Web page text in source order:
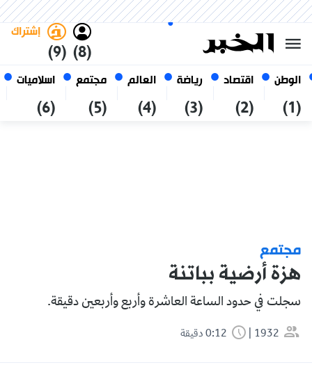
الوطن
(1)
اقتصاد
(2)
رياضة
(3)
العالم
(4)
مجتمع
(5)
اسلاميات
(6)
(8)
إشتراك
(9)
07 أغسطس 2026
الجزائر
مجتمع
هزة أرضية بباتنة
سجلت في حدود الساعة العاشرة وأربع وأربعين دقيقة.
1932